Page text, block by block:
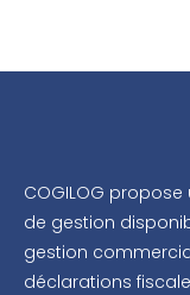
COGILOG
de gestion
gestion
déclarations